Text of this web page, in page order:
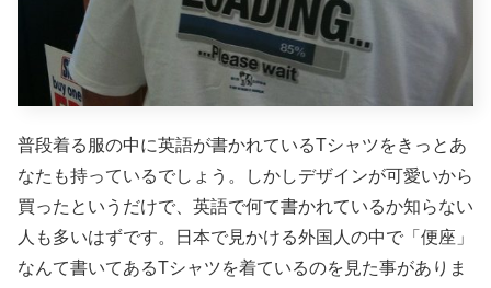
普段着る服の中に英語が書かれているTシャツをきっとあ
なたも持っているでしょう。しかしデザインが可愛いから
買ったというだけで、英語で何て書かれているか知らない
人も多いはずです。日本で見かける外国人の中で「便座」
なんて書いてあるTシャツを着ているのを見た事がありま